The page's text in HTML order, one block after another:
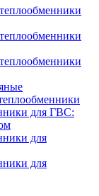
для ГВС:
для
для